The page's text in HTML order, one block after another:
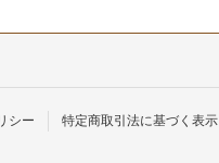
シー 特定商取引法に基づく表示